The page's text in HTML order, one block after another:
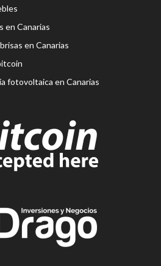
en Canarias
en Canarias
fotovoltaica en Canarias